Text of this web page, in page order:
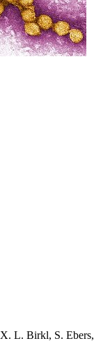
L. Birkl, S. Ebers,